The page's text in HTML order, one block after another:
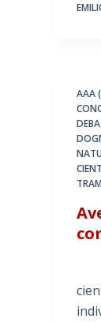
AAA